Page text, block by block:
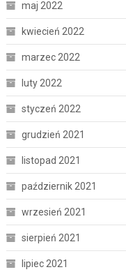
maj 2022
kwiecień 2022
marzec 2022
luty 2022
styczeń 2022
grudzień 2021
listopad 2021
październik 2021
wrzesień 2021
sierpień 2021
lipiec 2021